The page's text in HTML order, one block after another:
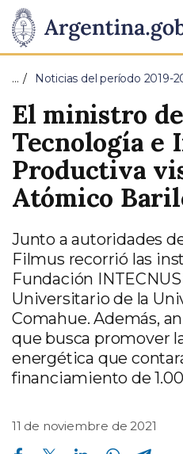
Presidencia
de
la
Nación
Pasar al contenido
… Noticias del período 2019-
El ministro
Tecnología e
Productiva
Atómico
Junto a autoridades
Filmus recorrió las
Fundación
Universitario de la
Comahue. Además,
que busca promover
energética que
financiamiento de
11 de noviembre de 2021
Compartir en Facebook Compartir en Twitter Compartir en Linkedin Compartir en Whatsapp